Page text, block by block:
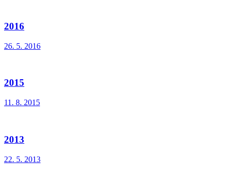
2016
26. 5. 2016
2015
11. 8. 2015
2013
22. 5. 2013